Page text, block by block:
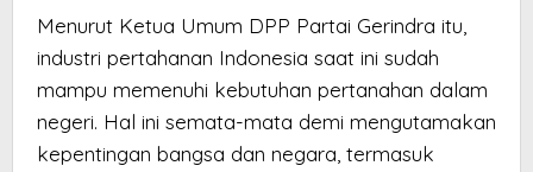
Menurut Ketua Umum DPP Partai Gerindra itu,
industri pertahanan Indonesia saat ini sudah
mampu memenuhi kebutuhan pertanahan dalam
negeri. Hal ini semata-mata demi mengutamakan
kepentingan bangsa dan negara, termasuk